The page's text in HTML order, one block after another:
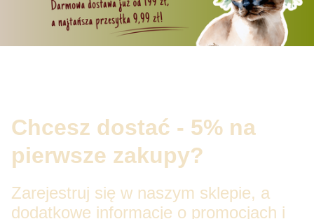
Chcesz dostać - 5% na
pierwsze zakupy?
Zarejestruj się w naszym sklepie, a
dodatkowe informacje o promocjach i